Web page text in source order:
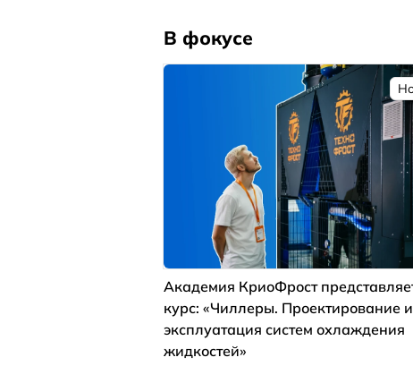
В фокусе
Академия КриоФрост
курс: «Чиллеры. Проектирование и
эксплуатация систем охлаждения
жидкостей»